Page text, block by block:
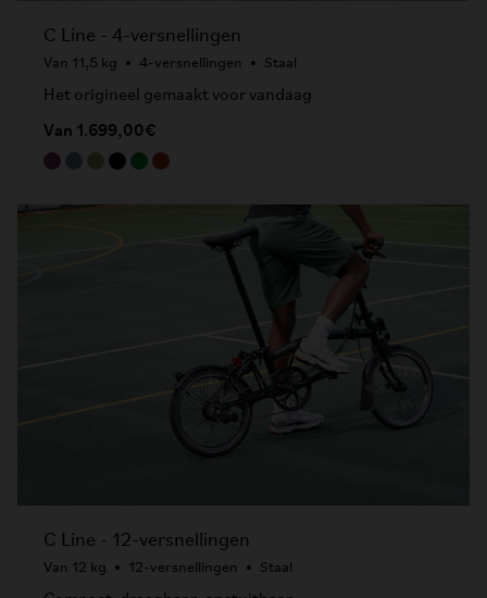
C Line - 4-versnellingen
Van 11,5 kg 4-versnellingen Staal
Het origineel gemaakt voor vandaag
Van 1.699,00€
C Line - 12-versnellingen
Van 12 kg 12-versnellingen Staal